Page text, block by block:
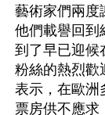
藝術家們兩度
他們載譽回到
到了早已迎候
粉絲的熱烈歡
表示，在歐洲
票房供不應求